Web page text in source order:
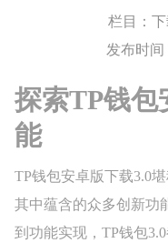
栏目：
发布时间
探索TP钱包
能
TP钱包安卓版下载3.0
其中蕴含的众多创新功
到功能实现，TP钱包